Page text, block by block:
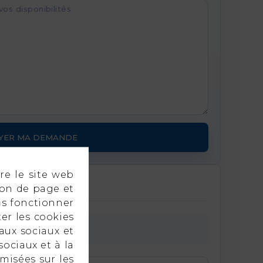
MA DEMANDE
le site web
de page et
fonctionner
les cookies
sociaux et
et à la
sur les